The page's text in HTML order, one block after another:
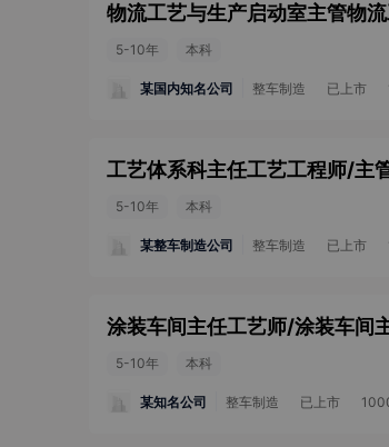
5-10年 本科
某国内知名公司 整车制造 已上市
5-10年 本科
某整车制造公司 整车制造 已上市
涂装车间主任工艺师/涂装车间
5-10年 本科
某知名公司 整车制造 已上市